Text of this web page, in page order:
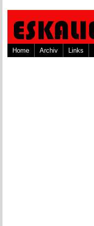
Home Archiv Links